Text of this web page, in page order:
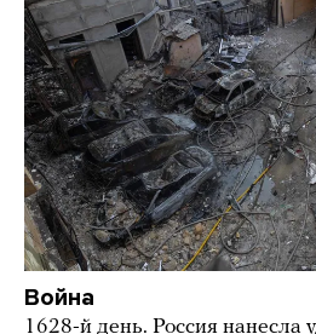
Война
1628-й день. Россия нанесла